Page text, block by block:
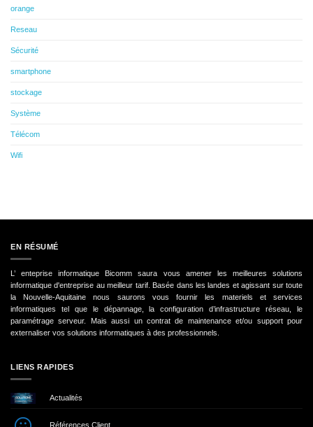
orange
Reseau
Sécurité
smartphone
stockage
Système
Télécom
Wifi
EN RÉSUMÉ
L’ enteprise informatique Bicomm saura vous amener les meilleures solutions
informatique d'entreprise au meilleur tarif. Basée dans les landes et agissant sur toute
la Nouvelle-Aquitaine nous saurons vous fournir les materiels et services
informatiques tel que le dépannage, la configuration d’infrastructure réseau, le
paramétrage serveur. Mais aussi un contrat de maintenance et/ou support pour
externaliser vos solutions informatiques à des professionnels.
LIENS RAPIDES
Actualités
Références Client